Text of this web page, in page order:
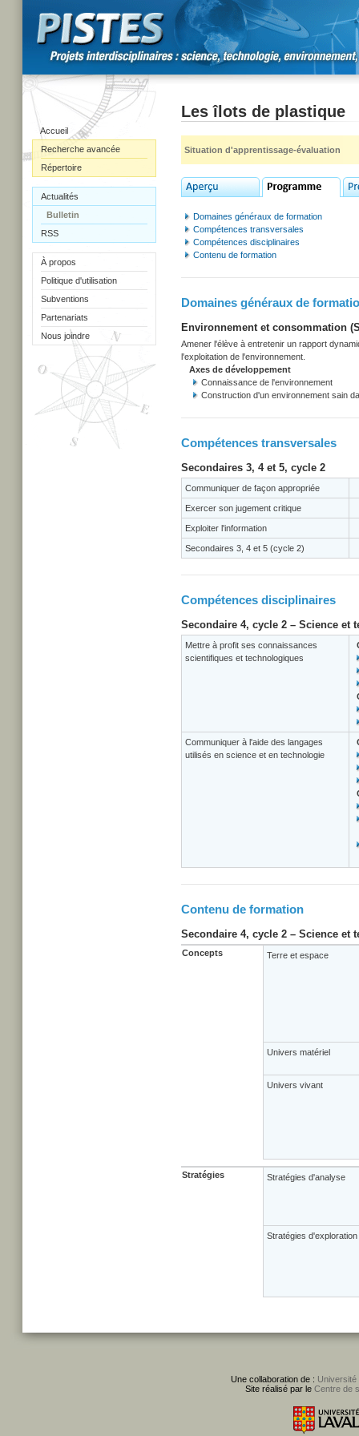
Accueil
Recherche avancée
Répertoire
Actualités
Bulletin
RSS
À propos
Politique d'utilisation
Subventions
Partenariats
Nous joindre
Les îlots de plastique
Situation d'apprentissage-évaluation
Domaines généraux de formation
Compétences transversales
Compétences disciplinaires
Contenu de formation
Domaines généraux de
Environnement et consommation
Amener l'élève à entretenir un rapport
l'exploitation de l'environnement.
Axes de développement
Connaissance de l'environnement
Construction d'un environnement sain
Compétences transversales
Secondaires 3, 4 et 5, cycle 2
Communiquer de façon appropriée
Exercer son jugement critique
Exploiter l'information
Secondaires 3, 4 et 5 (cycle 2)
Compétences disciplinaires
Secondaire 4, cycle 2 – Science et
Mettre à profit ses connaissances
scientifiques et technologiques
Communiquer à l'aide des langages
utilisés en science et en technologie
Contenu de formation
Secondaire 4, cycle 2 – Science et
Concepts Terre et espace
Univers matériel
Univers vivant
Stratégies Stratégies d'analyse
Stratégies d'exploration
Une collaboration de : Université
Site réalisé par le Centre de